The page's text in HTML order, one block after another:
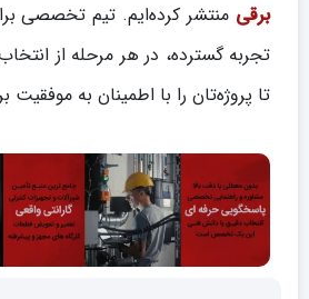
برقی منتشر کرده‌ایم. تیم تخصصی
تجربه گسترده، در هر مرحله از
تا پروژه‌تان را با اطمینان به موفقیت